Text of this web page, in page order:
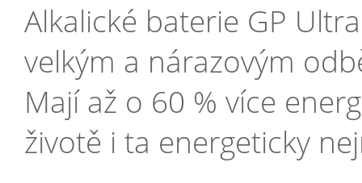
Alkalické baterie GP
velkým a nárazovým
Mají až o 60 % více
životě i ta energeticky